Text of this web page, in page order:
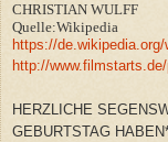
CHRISTIAN WULFF
Quelle:Wikipedia
https://
http://
HERZLICHE
GEBURTSTAG